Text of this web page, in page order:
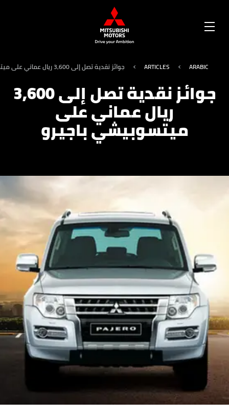
MENU
ARABIC
ARTICLES جوائز نقدية تصل إلى 3,600 ريال عماني على ميتسوبيشي باجيرو
جوائز نقدية تصل إلى 3,600
ريال عماني على
ميتسوبيشي باجيرو